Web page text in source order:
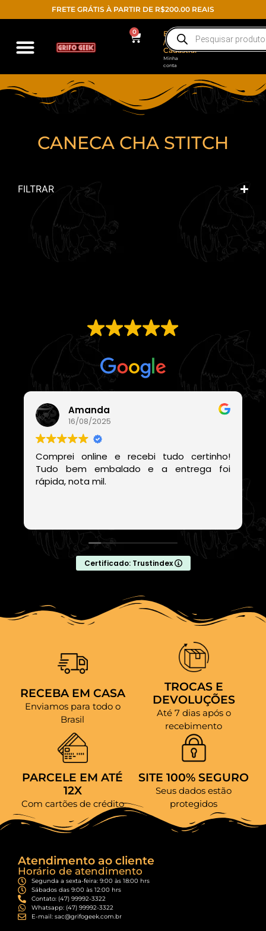
FRETE GRÁTIS À PARTIR DE R$200.00 REAIS
0
Entrar
/
Cadastrar
Minha
conta
CANECA CHA STITCH
FILTRAR
Com base em
Amanda
16/08/2025
Comprei online e recebi tudo certinho!
Tudo bem embalado e a entrega foi
rápida, nota mil.
Certificado: Trustindex
RECEBA EM CASA
Enviamos para todo o
Brasil
TROCAS E
DEVOLUÇÕES
Até 7 dias após o
recebimento
PARCELE EM ATÉ
12X
Com cartões de crédito
SITE 100% SEGURO
Seus dados estão
protegidos
Atendimento ao cliente
Horário de atendimento
Segunda a sexta-feira: 9:00 às 18:00 hrs
Sábados das 9:00 às 12:00 hrs
Contato: (47) 99992-3322
Whatsapp: (47) 99992-3322
E-mail: sac@grifogeek.com.br